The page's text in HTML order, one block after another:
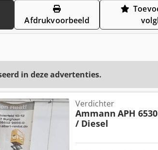
Afdrukvoorbeeld
in deze advertenties.
Verdichter
Ammann APH
/ Diesel